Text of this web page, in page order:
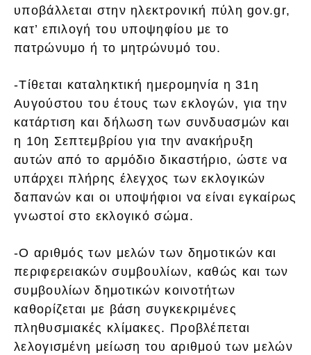
υποβάλλεται στην ηλεκτρονική πύλη gov.gr,
κατ’ επιλογή του υποψηφίου με το
πατρώνυμο ή το μητρώνυμό του.
-Τίθεται καταληκτική ημερομηνία η 31η
Αυγούστου του έτους των εκλογών, για την
κατάρτιση και δήλωση των συνδυασμών και
η 10η Σεπτεμβρίου για την ανακήρυξη
αυτών από το αρμόδιο δικαστήριο, ώστε να
υπάρχει πλήρης έλεγχος των εκλογικών
δαπανών και οι υποψήφιοι να είναι εγκαίρως
γνωστοί στο εκλογικό σώμα.
-Ο αριθμός των μελών των δημοτικών και
περιφερειακών συμβουλίων, καθώς και των
συμβουλίων δημοτικών κοινοτήτων
καθορίζεται με βάση συγκεκριμένες
πληθυσμιακές κλίμακες. Προβλέπεται
λελογισμένη μείωση του αριθμού των μελών